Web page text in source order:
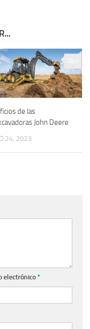
de las
John Deere
24, 2023
electrónico*